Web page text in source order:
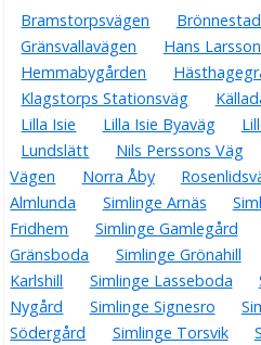
Bramstorpsvägen
Gränsvallavägen
Hans
Hemmabygården
Klagstorps Stationsväg
Lilla Isie
Lilla Isie Byaväg
Lundslätt
Nils Perssons Väg
Vägen
Norra Åby
Almlunda
Simlinge Arnäs
Fridhem
Simlinge Gamlegård
Gränsboda
Simlinge Grönahill
Karlshill
Simlinge Lasseboda
Nygård
Simlinge Signesro
Södergård
Simlinge Torsvik